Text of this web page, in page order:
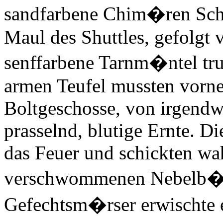
sandfarbene Chim�ren
Maul des Shuttles, gefolgt
senffarbene Tarnm�ntel
armen Teufel mussten
Boltgeschosse, von
prasselnd, blutige Ernte.
das Feuer und schickten
verschwommenen
Gefechtsm�rser